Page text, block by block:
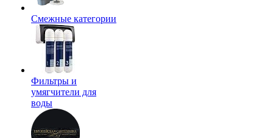
Смежные категории
Фильтры и
умягчители для
воды